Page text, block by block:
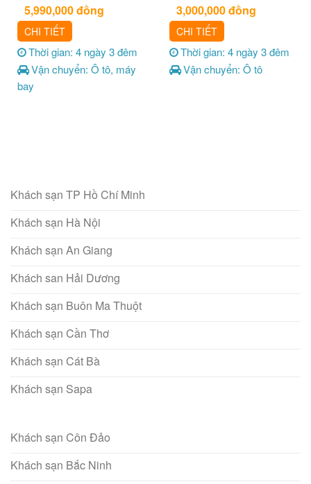
5,990,000đồng
CHI TIẾT
Thời gian: 4 ngày 3 đêm
Vận chuyển: Ô tô, máy
bay
3,000,000đồng
CHI TIẾT
Thời gian: 4 ngày 3 đêm
Vận chuyển: Ô tô
Khách sạn TP Hồ Chí Minh
Khách sạn Hà Nội
Khách sạn An Giang
Khách san Hải Dương
Khách sạn Buôn Ma Thuột
Khách sạn Cần Thơ
Khách sạn Cát Bà
Khách sạn Sapa
Khách sạn Côn Đảo
Khách sạn Bắc Ninh